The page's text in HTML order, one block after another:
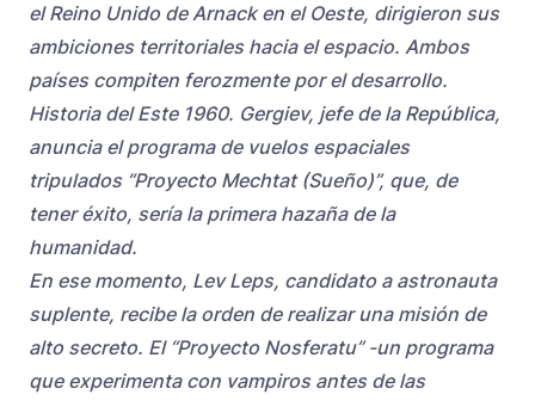
el Reino Unido de Arnack en el Oeste, dirigieron sus
ambiciones territoriales hacia el espacio. Ambos
países compiten ferozmente por el desarrollo.
Historia del Este 1960. Gergiev, jefe de la República,
anuncia el programa de vuelos espaciales
tripulados “Proyecto Mechtat (Sueño)”, que, de
tener éxito, sería la primera hazaña de la
humanidad.
En ese momento, Lev Leps, candidato a astronauta
suplente, recibe la orden de realizar una misión de
alto secreto. El “Proyecto Nosferatu” -un programa
que experimenta con vampiros antes de las